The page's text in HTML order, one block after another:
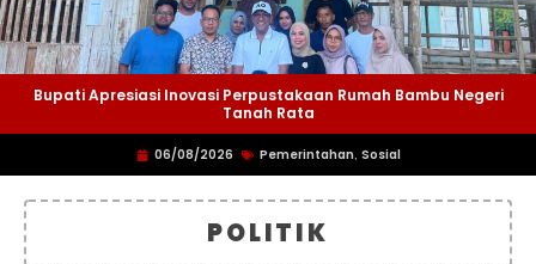
Bupati Apresiasi Inovasi Perpustakaan Rumah Bambu Negeri
Tanah Rata
06/08/2026 Pemerintahan, Sosial
POLITIK